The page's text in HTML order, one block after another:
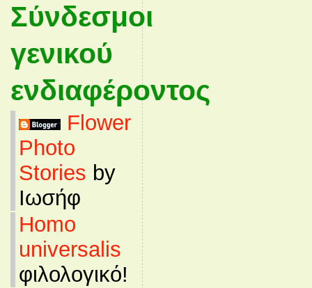
Σύνδεσμοι
γενικού
ενδιαφέροντος
Flower
Photo
Stories by
Ιωσήφ
Homo
universalis
φιλολογικό!